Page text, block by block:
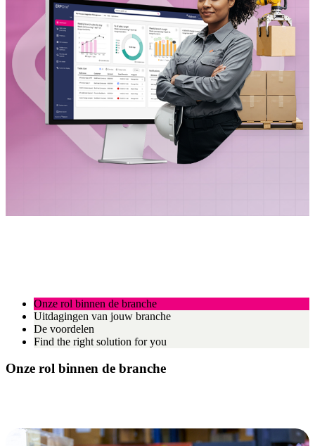
Onze rol binnen de branche
Uitdagingen van jouw branche
De voordelen
Find the right solution for you
Onze rol binnen de branche